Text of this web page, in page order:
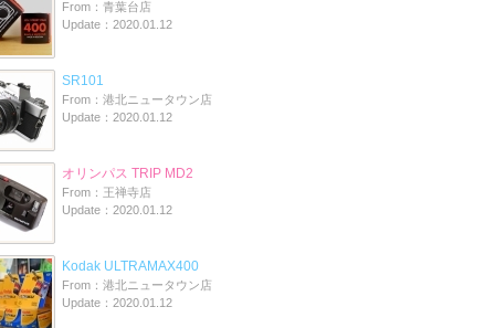
From：青葉台店
Update：2020.01.12
SR101
From：港北ニュータウン店
Update：2020.01.12
オリンパス TRIP MD2
From：王禅寺店
Update：2020.01.12
Kodak ULTRAMAX400
From：港北ニュータウン店
Update：2020.01.12